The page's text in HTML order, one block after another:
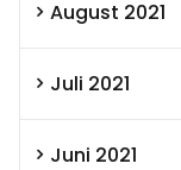
August 2021
Juli 2021
Juni 2021